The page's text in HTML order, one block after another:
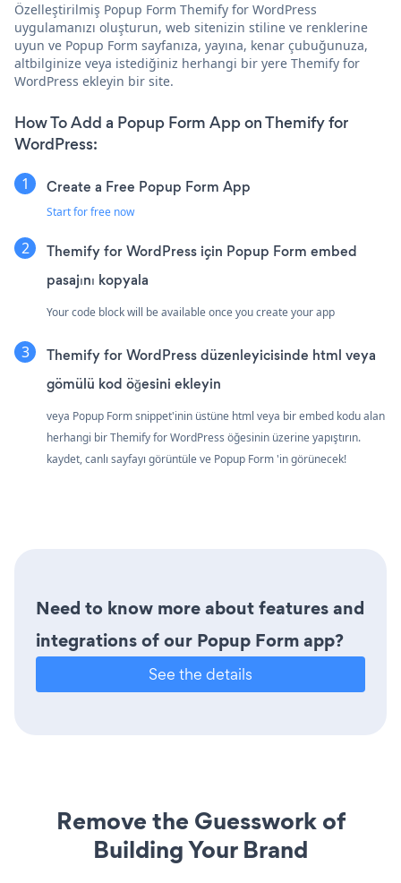
Özelleştirilmiş Popup Form Themify for WordPress
uygulamanızı oluşturun, web sitenizin stiline ve renklerine
uyun ve Popup Form sayfanıza, yayına, kenar çubuğunuza,
altbilginize veya istediğiniz herhangi bir yere Themify for
WordPress ekleyin bir site.
How To Add a Popup Form App on Themify for
WordPress:
Create a Free Popup Form App
Start for free now
Themify for WordPress için Popup Form embed
pasajını kopyala
Your code block will be available once you create your app
Themify for WordPress düzenleyicisinde html veya
gömülü kod öğesini ekleyin
veya Popup Form snippet'inin üstüne html veya bir embed kodu alan
herhangi bir Themify for WordPress öğesinin üzerine yapıştırın.
kaydet, canlı sayfayı görüntüle ve Popup Form 'in görünecek!
Need to know more about features and
integrations of our Popup Form app?
See the details
Remove the Guesswork of
Building Your Brand